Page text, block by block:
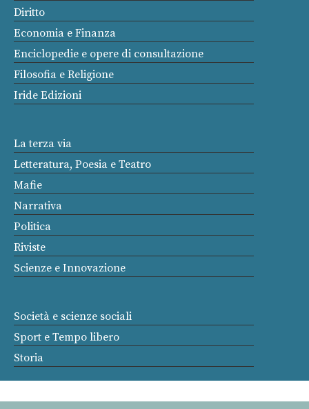
Diritto
Economia e Finanza
Enciclopedie e opere di consultazione
Filosofia e Religione
Iride Edizioni
La terza via
Letteratura, Poesia e Teatro
Mafie
Narrativa
Politica
Riviste
Scienze e Innovazione
Società e scienze sociali
Sport e Tempo libero
Storia